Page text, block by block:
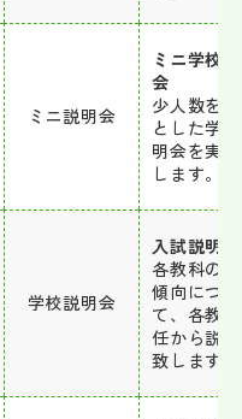
ミニ説明会
ミニ学校
会
少人数を
とした学
明会を実
します。
学校説明会
入試説明会
各教科の
傾向につい
て、各教
任から説
致します。